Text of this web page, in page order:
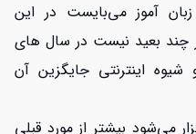
زبان آموز می‌بایست در این
چند بعید نیست در سال های
اینترنتی جایگزین آن
می‌شود بیشتر از مورد قبلی